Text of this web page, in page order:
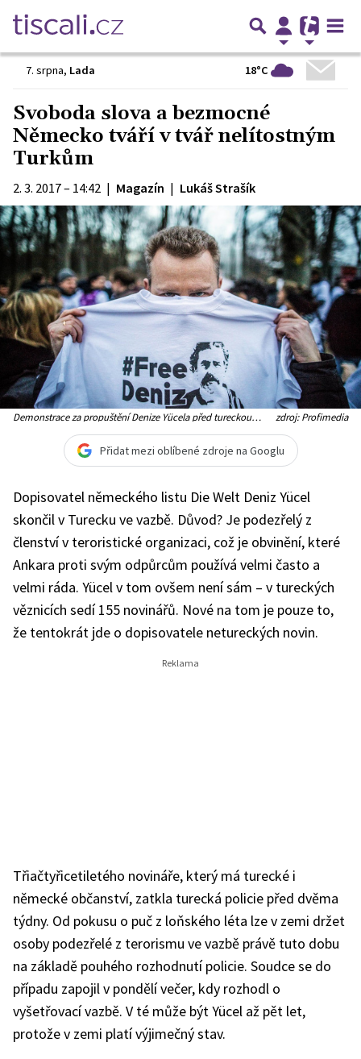
7. srpna, Lada 18°C
Svoboda slova a bezmocné
Německo tváří v tvář nelítostným
Turkům
2. 3. 2017 – 14:42 | Magazín | Lukáš Strašík
Demonstrace za propuštění Denize Yücela před tureckou zdroj: Profimedia
Přidat mezi oblíbené zdroje na Googlu
Dopisovatel německého listu Die Welt Deniz Yücel
skončil v Turecku ve vazbě. Důvod? Je podezřelý z
členství v teroristické organizaci, což je obvinění, které
Ankara proti svým odpůrcům používá velmi často a
velmi ráda. Yücel v tom ovšem není sám – v tureckých
věznicích sedí 155 novinářů. Nové na tom je pouze to,
že tentokrát jde o dopisovatele netureckých novin.
Třiačtyřicetiletého novináře, který má turecké i
německé občanství, zatkla turecká policie před dvěma
týdny. Od pokusu o puč z loňského léta lze v zemi držet
osoby podezřelé z terorismu ve vazbě právě tuto dobu
na základě pouhého rozhodnutí policie. Soudce se do
případu zapojil v pondělí večer, kdy rozhodl o
vyšetřovací vazbě. V té může být Yücel až pět let,
protože v zemi platí výjimečný stav.